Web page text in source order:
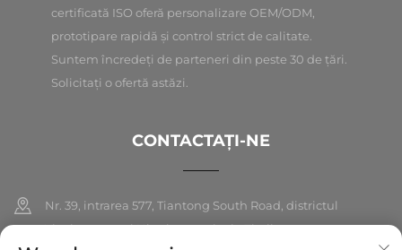
certificată ISO oferă personalizare OEM/ODM,
prototipare rapidă și control strict de calitate.
Suntem încredeți de parteneri din peste 30 de țări.
Solicitați o ofertă astăzi.
CONTACTAȚI-NE
Nr. 39, intrarea 577, Tiantong South Road, districtul
Yinzhou, orașul Ningbo, provincia Zhejiang